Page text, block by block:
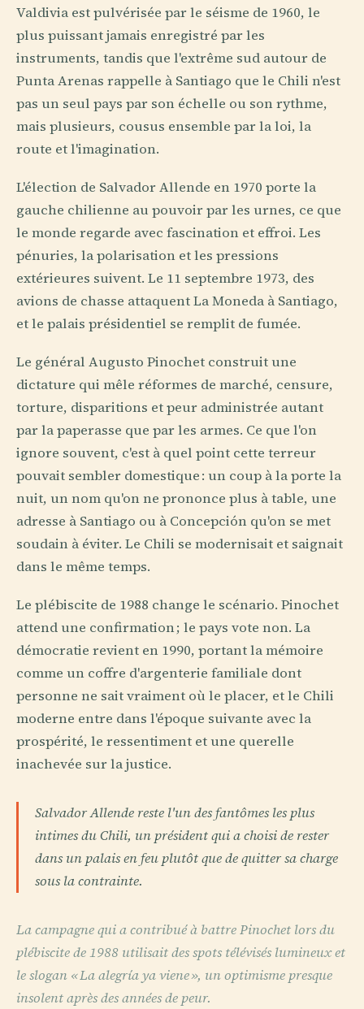
Valdivia est pulvérisée par le séisme de 1960, le
plus puissant jamais enregistré par les
instruments, tandis que l'extrême sud autour de
Punta Arenas rappelle à Santiago que le Chili n'est
pas un seul pays par son échelle ou son rythme,
mais plusieurs, cousus ensemble par la loi, la
route et l'imagination.
L'élection de Salvador Allende en 1970 porte la
gauche chilienne au pouvoir par les urnes, ce que
le monde regarde avec fascination et effroi. Les
pénuries, la polarisation et les pressions
extérieures suivent. Le 11 septembre 1973, des
avions de chasse attaquent La Moneda à Santiago,
et le palais présidentiel se remplit de fumée.
Le général Augusto Pinochet construit une
dictature qui mêle réformes de marché, censure,
torture, disparitions et peur administrée autant
par la paperasse que par les armes. Ce que l'on
ignore souvent, c'est à quel point cette terreur
pouvait sembler domestique : un coup à la porte la
nuit, un nom qu'on ne prononce plus à table, une
adresse à Santiago ou à Concepción qu'on se met
soudain à éviter. Le Chili se modernisait et saignait
dans le même temps.
Le plébiscite de 1988 change le scénario. Pinochet
attend une confirmation ; le pays vote non. La
démocratie revient en 1990, portant la mémoire
comme un coffre d'argenterie familiale dont
personne ne sait vraiment où le placer, et le Chili
moderne entre dans l'époque suivante avec la
prospérité, le ressentiment et une querelle
inachevée sur la justice.
Salvador Allende reste l'un des fantômes les plus
intimes du Chili, un président qui a choisi de rester
dans un palais en feu plutôt que de quitter sa charge
sous la contrainte.
La campagne qui a contribué à battre Pinochet lors du
plébiscite de 1988 utilisait des spots télévisés lumineux et
le slogan « La alegría ya viene », un optimisme presque
insolent après des années de peur.